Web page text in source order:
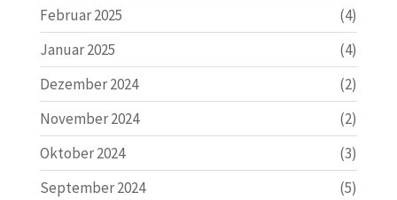
Februar 2025
(4)
Januar 2025
(4)
Dezember 2024
(2)
November 2024
(2)
Oktober 2024
(3)
September 2024
(5)